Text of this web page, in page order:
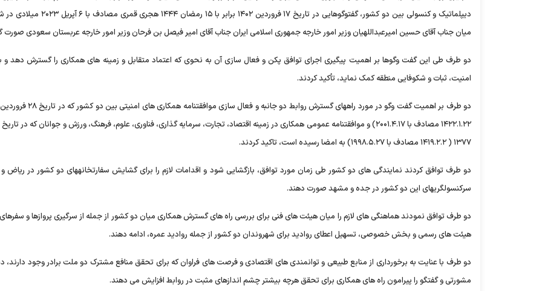
دیپلماتیک و کنسولی بین دو کشور، گفتوگوهایی در تاریخ ۱۷ فروردین ۱۴۰۲ برابر با ۱۵
میان جناب آقای حسین امیرعبداللهیان وزیر امور خارجه جمهوری اسلامی ایران جناب آقای امیر فیصل بن فرحان وزیر امور خارجه عربستان سعودی
دو طرف طی این گفت وگوها بر اهمیت پیگیری اجرای توافق پکن و فعال سازی آن به نحوی که اعتماد متقابل و زمینه های همکاری را گسترش دهد و
امنیت، ثبات و شکوفایی منطقه کمک نماید، تأکید کردند.
۱۳۷۷ ( ۱۴۱۹.۲.۲ مصادف با ۱۹۹۸.۵.۲۷) به امضا رسیده است، تاکید کردند.
دو طرف توافق کردند نمایندگی های دو کشور طی زمان مورد توافق، بازگشایی شود و اقدامات لازم را برای گشایش سفارتخانههای دو کشور در ریاض و
سرکنسولگریهای این دو کشور در جده و مشهد صورت دهند.
دو طرف توافق نمودند هماهنگی های لازم را میان هیئت های فنی برای بررسی راه های گسترش همکاری میان دو کشور از جمله از سرگیری پروازها و
هیئت های رسمی و بخش خصوصی، تسهیل اعطای روادید برای شهروندان دو کشور از جمله روادید عمره، ادامه دهند.
دو طرف با عنایت به برخورداری از منابع طبیعی و توانمندی های اقتصادی و فرصت های فراوان که برای تحقق منافع مشترک دو ملت برادر وجود دارند،
مشورتی و گفتگو را پیرامون راه های همکاری برای تحقق هرچه بیشتر چشم اندازهای مثبت در روابط افزایش می دهند.